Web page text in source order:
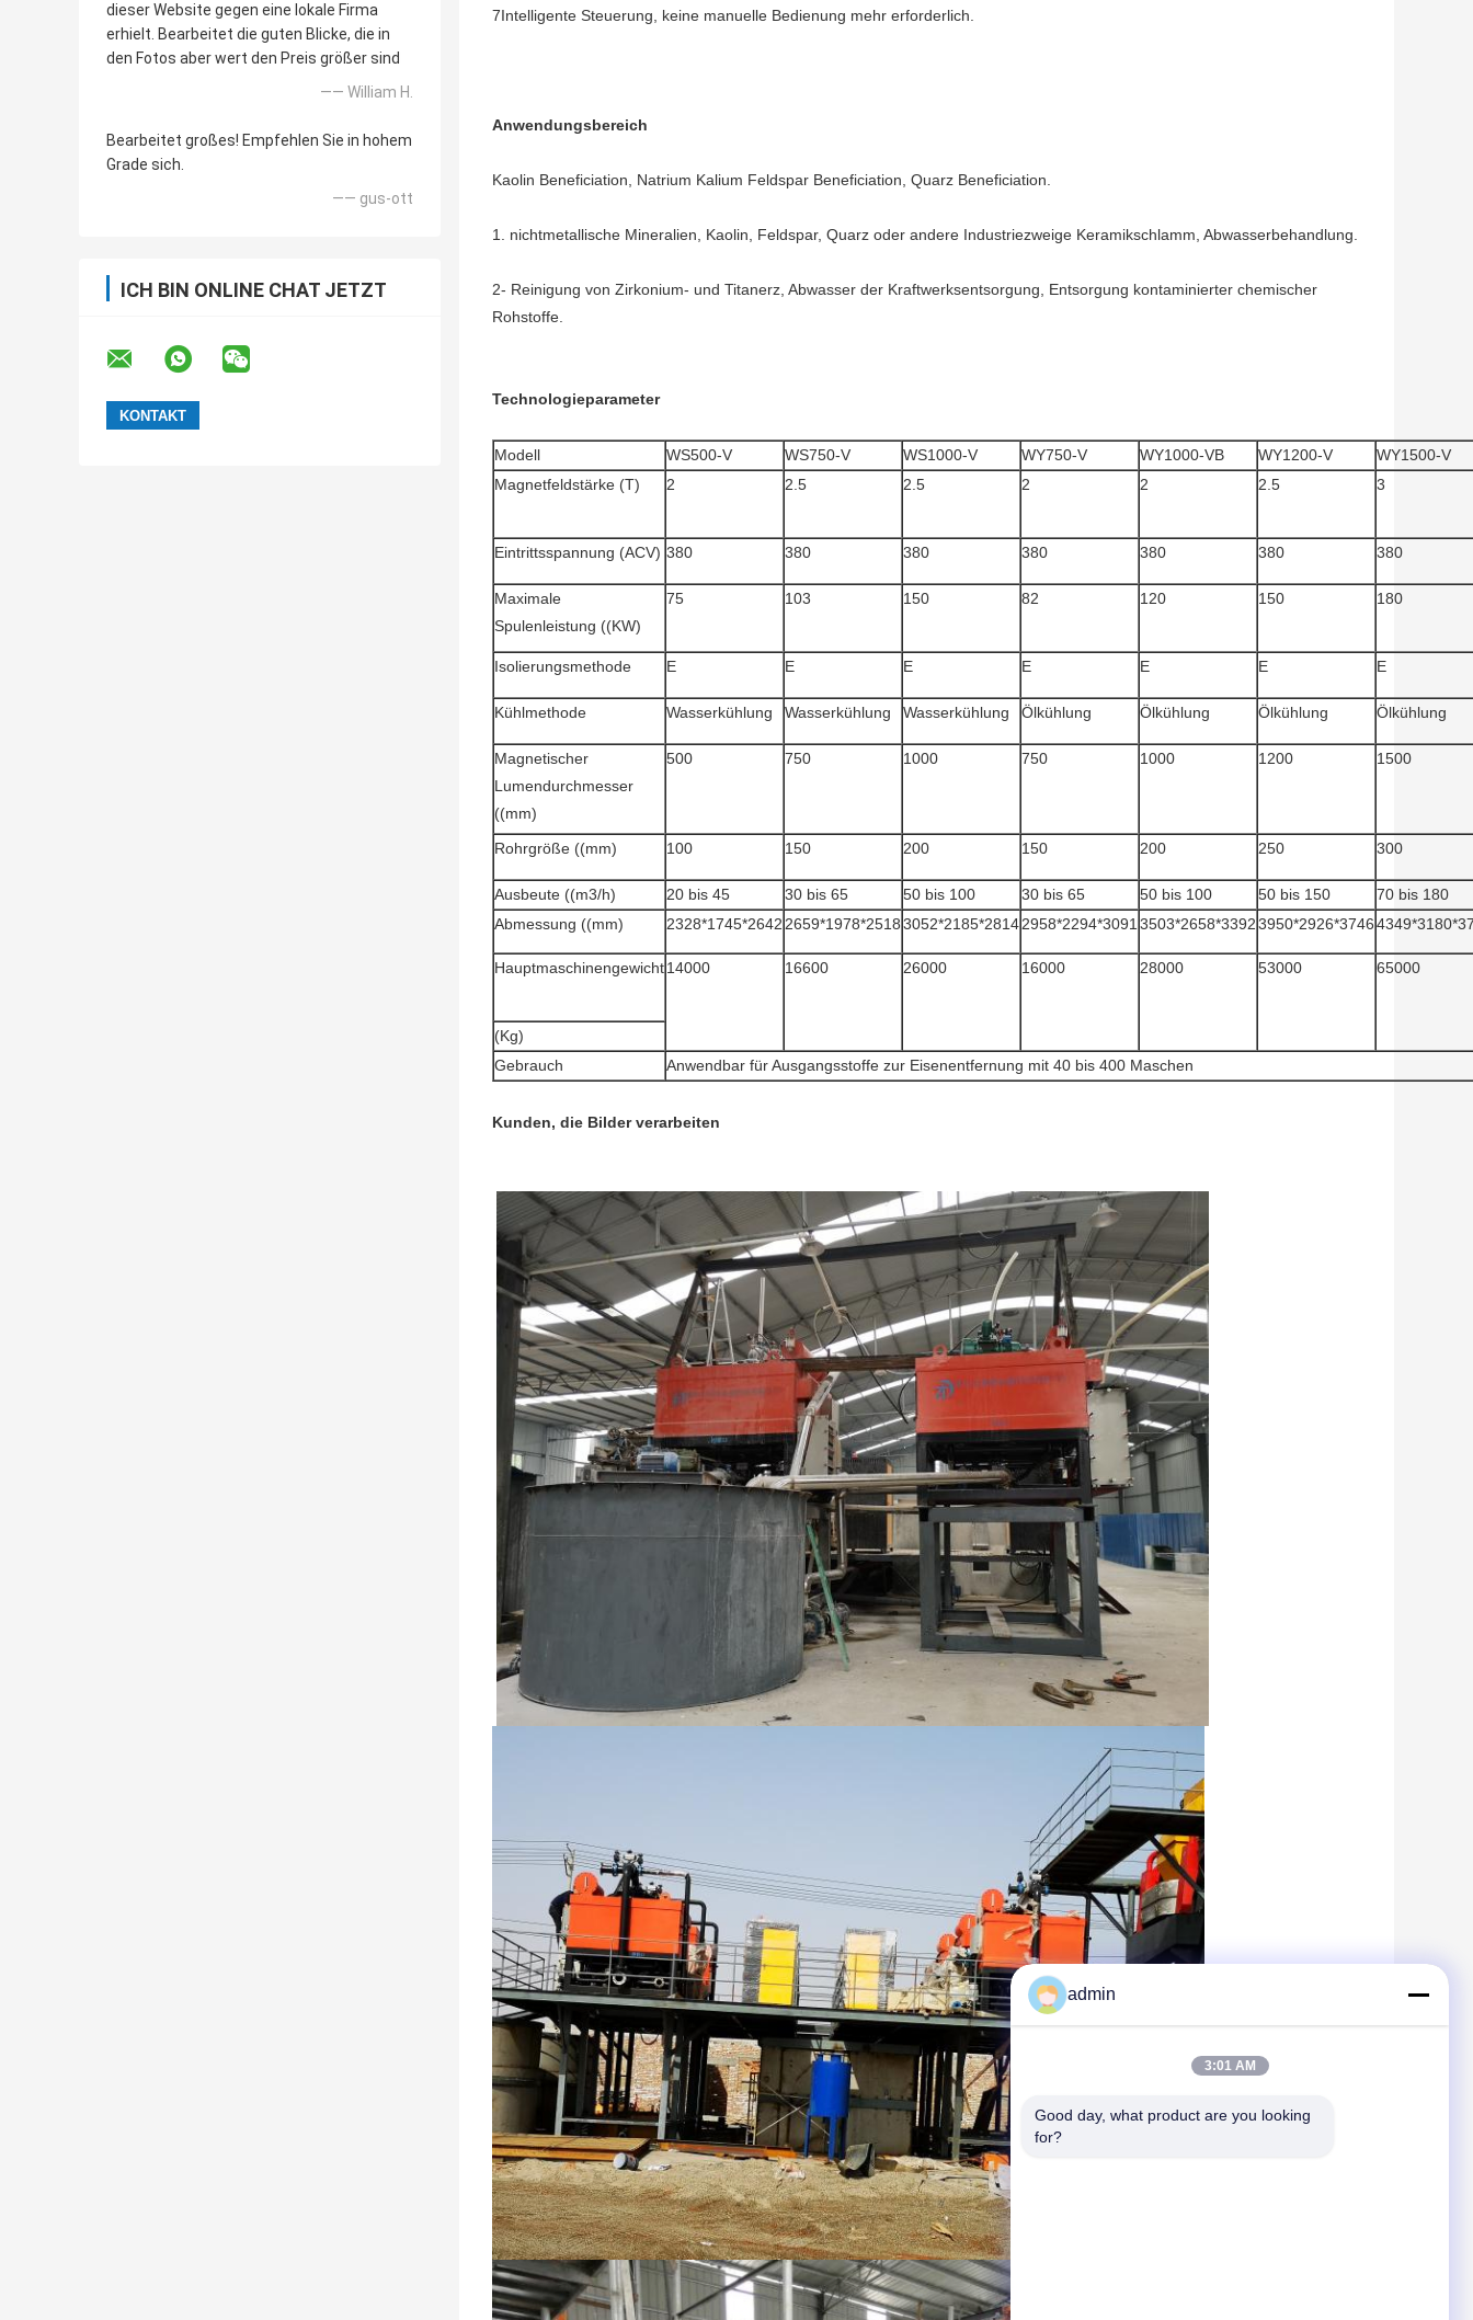
dieser Website gegen eine lokale Firma
erhielt. Bearbeitet die guten Blicke, die in
den Fotos aber wert den Preis größer sind
—— William H.
Bearbeitet großes! Empfehlen Sie in hohem
Grade sich.
—— gus-ott
ICH BIN ONLINE CHAT JETZT
7Intelligente Steuerung, keine manuelle Bedienung mehr erforderlich.
Anwendungsbereich
Kaolin Beneficiation, Natrium Kalium Feldspar Beneficiation, Quarz Beneficiation.
1. nichtmetallische Mineralien, Kaolin, Feldspar, Quarz oder andere Industriezweige Keramikschlamm, Abwasserbehandlung.
2- Reinigung von Zirkonium- und Titanerz, Abwasser der Kraftwerksentsorgung, Entsorgung kontaminierter chemischer
Rohstoffe.
Technologieparameter
Modell WS500-V WS750-V WS1000-V WY750-V WY1000-VB WY1200-V
WY1500-V
Magnetfeldstärke (T)
2 2.5 2.5 2 2 2.5 3
Eintrittsspannung (ACV) 380 380 380 380 380 380 380
Maximale
Spulenleistung ((KW)
75 103 150 82 120 150 180
Isolierungsmethode E E E E E E E
Kühlmethode Wasserkühlung Wasserkühlung Wasserkühlung Ölkühlung Ölkühlung Ölkühlung Ölkühlung
Magnetischer
Lumendurchmesser
((mm)
500 750 1000 750 1000 1200 1500
Rohrgröße ((mm) 100 150 200 150 200 250 300
Ausbeute ((m3/h) 20 bis 45 30 bis 65 50 bis 100 30 bis 65 50 bis 100 50 bis 150
70 bis 180
Abmessung ((mm)
2328*1745*26422659*1978*25183052*2185*28142958*2294*30913503*2658*33923950*2926*3746
Hauptmaschinengewicht14000 16600 26000 16000 28000 53000 65000
(Kg)
Gebrauch
Anwendbar für Ausgangsstoffe zur Eisenentfernung mit 40 bis 400 Maschen
Kunden, die Bilder verarbeiten
admin
3:01 AM
Good day, what product are you looking
for?